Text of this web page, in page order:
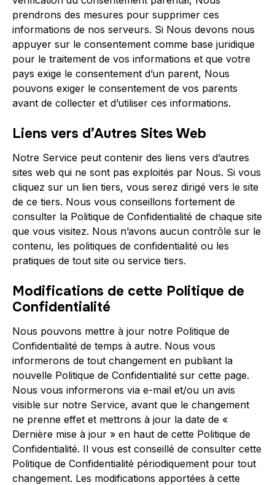
prendrons des mesures pour supprimer ces
informations de nos serveurs. Si Nous devons nous
appuyer sur le consentement comme base juridique
pour le traitement de vos informations et que votre
pays exige le consentement d’un parent, Nous
pouvons exiger le consentement de vos parents
avant de collecter et d’utiliser ces informations.
Liens vers d’Autres Sites Web
Notre Service peut contenir des liens vers d’autres
sites web qui ne sont pas exploités par Nous. Si vous
cliquez sur un lien tiers, vous serez dirigé vers le site
de ce tiers. Nous vous conseillons fortement de
consulter la Politique de Confidentialité de chaque site
que vous visitez. Nous n’avons aucun contrôle sur le
contenu, les politiques de confidentialité ou les
pratiques de tout site ou service tiers.
Modifications de cette Politique de
Confidentialité
Nous pouvons mettre à jour notre Politique de
Confidentialité de temps à autre. Nous vous
informerons de tout changement en publiant la
nouvelle Politique de Confidentialité sur cette page.
Nous vous informerons via e-mail et/ou un avis
visible sur notre Service, avant que le changement
ne prenne effet et mettrons à jour la date de «
Dernière mise à jour » en haut de cette Politique de
Confidentialité. Il vous est conseillé de consulter cette
Politique de Confidentialité périodiquement pour tout
changement. Les modifications apportées à cette